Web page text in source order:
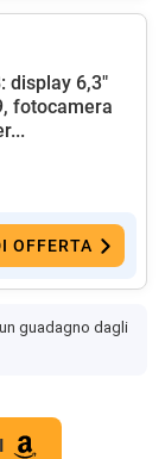
display 6,3"
fotocamera
OFFERTA
guadagno dagli